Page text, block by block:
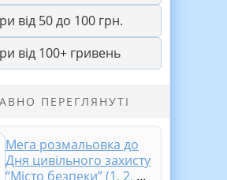
від 50 до 100 грн.
від 100+ гривень
ПЕРЕГЛЯНУТІ
Мега розмальовка до
Дня цивільного захисту
“Місто безпеки” (1, 2, 4,